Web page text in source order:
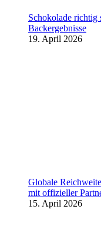
Schokolade richtig
Backergebnisse
19. April 2026
Globale
mit offizieller
15. April 2026